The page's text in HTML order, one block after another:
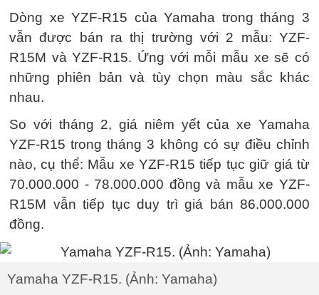
Dòng xe YZF-R15 của Yamaha trong tháng 3
vẫn được bán ra thị trường với 2 mẫu: YZF-
R15M và YZF-R15. Ứng với mỗi mẫu xe sẽ có
những phiên bản và tùy chọn màu sắc khác
nhau.
So với tháng 2, giá niêm yết của xe Yamaha
YZF-R15 trong tháng 3 không có sự điều chỉnh
nào, cụ thể: Mẫu xe YZF-R15 tiếp tục giữ giá từ
70.000.000 - 78.000.000 đồng và mẫu xe YZF-
R15M vẫn tiếp tục duy trì giá bán 86.000.000
đồng.
Yamaha YZF-R15. (Ảnh: Yamaha)